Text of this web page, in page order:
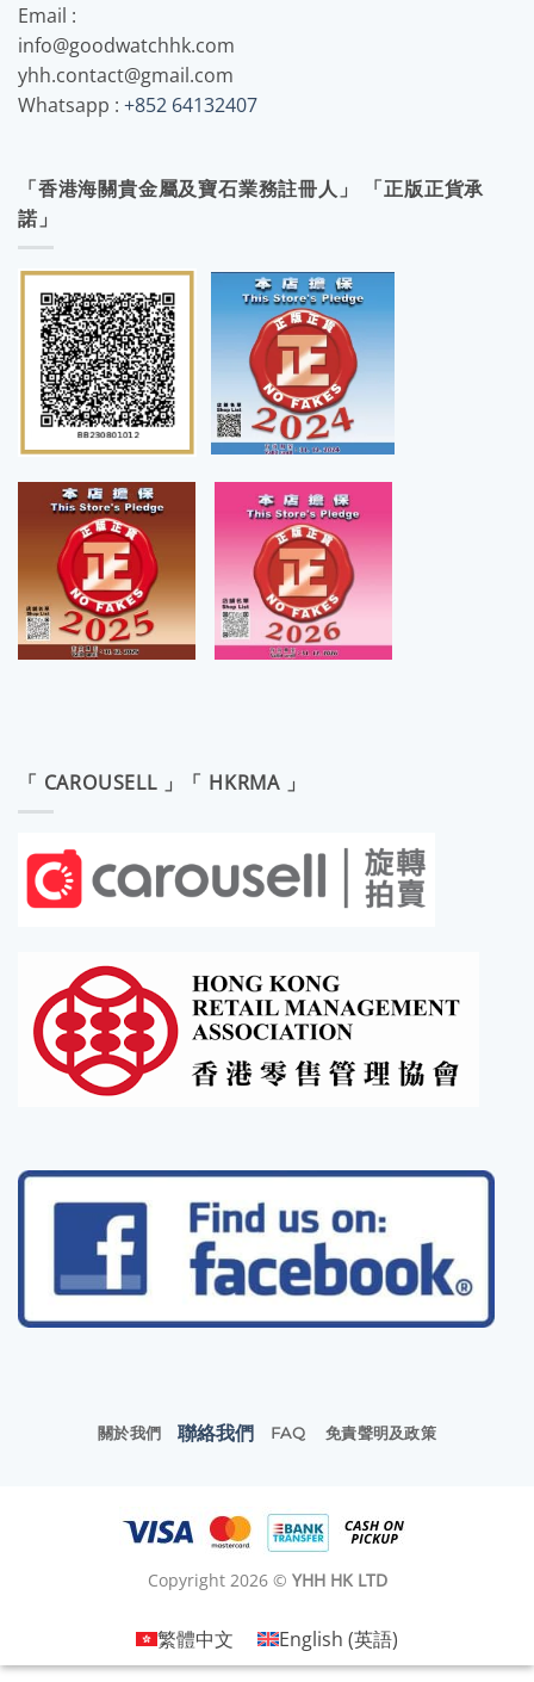
Email :
info@goodwatchhk.com
yhh.contact@gmail.com
Whatsapp : +852 64132407
「香港海關貴金屬及寶石業務註冊人」 「正版正貨承
諾」
「 CAROUSELL 」「 HKRMA 」
關於我們 聯絡我們 FAQ 免責聲明及政策
Copyright 2026 © YHH HK LTD
繁體中文 English (英語)